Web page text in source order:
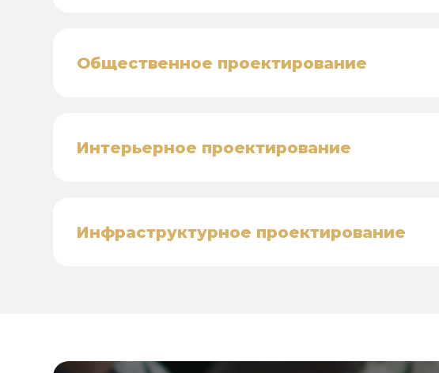
Общественное проектирование
Интерьерное проектирование
Инфраструктурное проектирование